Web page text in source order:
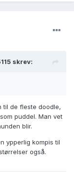
skrev:
til de fleste doodle,
puddel. Man vet
blir.
ypperlig kompis til
også.